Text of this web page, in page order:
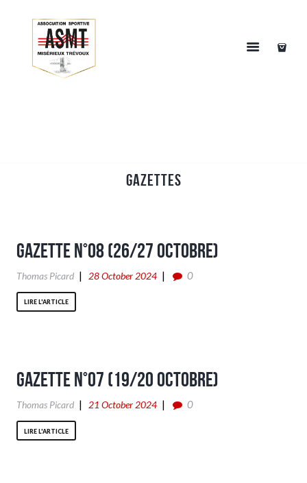
Gazettes
Gazette n°08 (26/27 Octobre)
Thomas Picard 28 October 2024 0
LIRE L'ARTICLE
Gazette n°07 (19/20 Octobre)
Thomas Picard 21 October 2024 0
LIRE L'ARTICLE